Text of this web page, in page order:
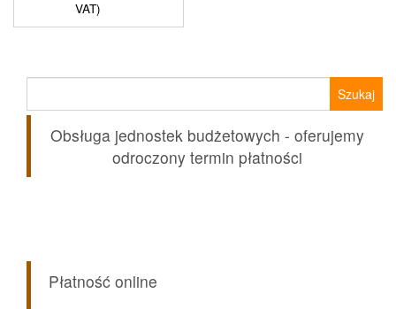
VAT)
Obsługa jednostek budżetowych - oferujemy
odroczony termin płatności
Płatność online